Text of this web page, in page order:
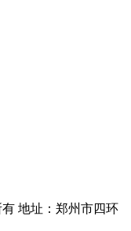
地址：郑州市四环